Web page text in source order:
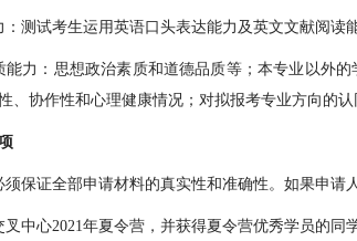
：测试考生运用英语口头表达能力及英文文献阅读
能力：思想政治素质和道德品质等；本专业以外
、协作性和心理健康情况；对拟报考专业方向的认
须保证全部申请材料的真实性和准确性。如果申请
叉中心2021年夏令营，并获得夏令营优秀学员的同